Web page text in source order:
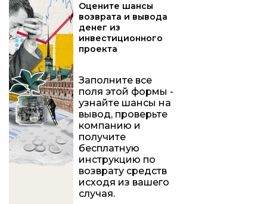
Оцените шансы
возврата и вывода
денег из
инвестиционного
проекта
Заполните все
поля этой формы -
узнайте шансы на
вывод, проверьте
компанию и
получите
бесплатную
инструкцию по
возврату средств
исходя из вашего
случая.